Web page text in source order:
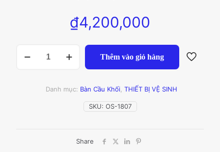
₫4,200,000
CẦU
Thêm vào giỏ hàng
SKU: OS-1807
Danh mục: Bàn Cầu Khối, THIẾT BỊ VỆ SINH
Share